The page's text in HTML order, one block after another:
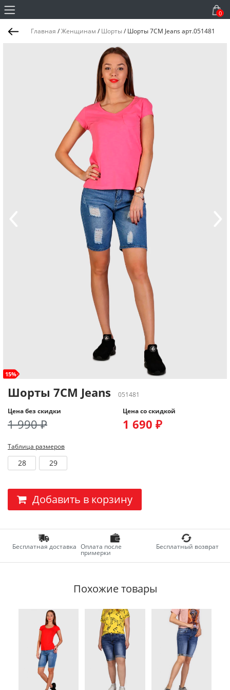
0
Главная /Женщинам / Шорты/ Шорты 7CM Jeans арт.051481
15%
Шорты 7CM Jeans
051481
Цена без скидки
1 990 ₽
Цена со скидкой
1 690 ₽
Таблица размеров
28 29
Добавить в корзину
Бесплатная доставка Оплата после
примерки
Бесплатный возврат
Похожие товары